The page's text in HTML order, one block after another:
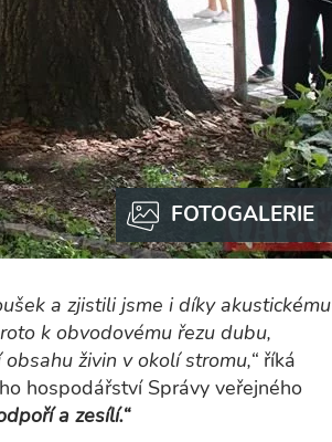
a zjistili jsme i díky akustickému
k obvodovému řezu dubu,
živin v okolí stromu,“ říká
hospodářství Správy veřejného
a zesílí.“